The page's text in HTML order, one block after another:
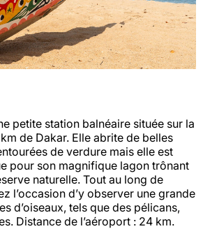
petite station balnéaire située sur la
de Dakar. Elle abrite de belles
de verdure mais elle est
pour son magnifique lagon trônant
naturelle. Tout au long de
l’occasion d’y observer une grande
d’oiseaux, tels que des pélicans,
Distance de l’aéroport : 24 km.